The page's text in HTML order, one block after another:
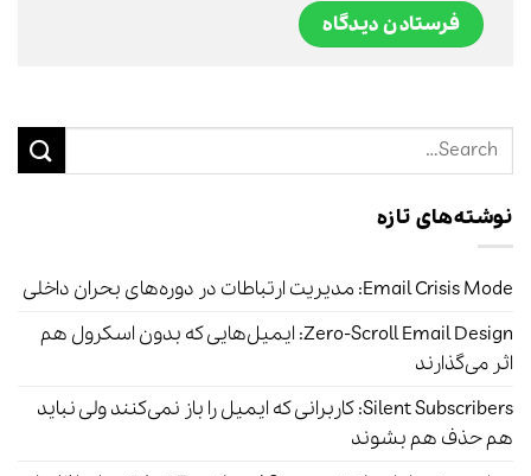
نوشته‌های تازه
Email Crisis Mode: مدیریت ارتباطات در دوره‌های بحران داخلی
Zero-Scroll Email Design: ایمیل‌هایی که بدون اسکرول هم
اثر می‌گذارند
Silent Subscribers: کاربرانی که ایمیل را باز نمی‌کنند ولی نباید
هم حذف هم بشوند